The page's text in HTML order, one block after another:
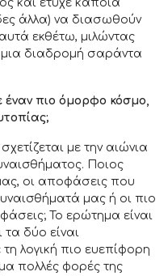
και έτυχε κάποια
άλλα) να διασωθούν
εκθέτω, μιλώντας
διαδρομή σαράντα
πιο όμορφο κόσμο,
με την αιώνια
Ποιος
μας, οι αποφάσεις που
μας ή οι πιο
Το ερώτημα είναι
τα δύο είναι
λογική πιο ευεπίφορη
πολλές φορές της